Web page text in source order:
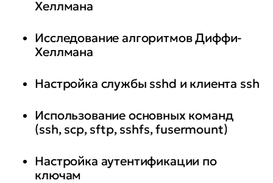
графических утилит, веб-
строки
необходимые для удаленной
установки по сети: HTTP, TFTP,
DHCP и выполнять удаленную
установку
Хеллмана
Исследование алгоритмов Диффи-
Хеллмана
Настройка службы sshd и клиента ssh
Использование основных команд
(ssh, scp, sftp, sshfs, fusermount)
Настройка аутентификации по
ключам